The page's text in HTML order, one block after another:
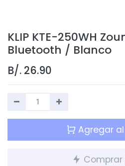
KLIP KTE-250WH
Bluetooth / Blanco
B/. 26.90
Agregar
Comprar